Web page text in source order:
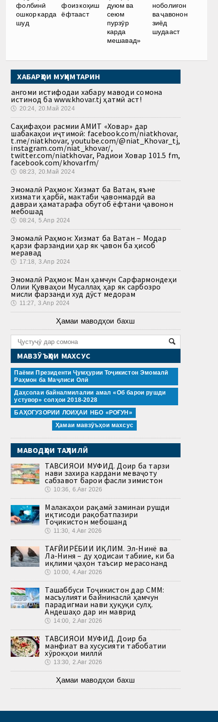
фолбинӣ
ошкор карда
шуд
фоиз коҳиш
ёфтааст
дуюм ва
сеюм
пурзӯр
карда
мешавад»
ноболиғон
ва ҷавонон
зиёд
шудааст
ХАБАРҲОИ МУҲИМТАРИН
Ҳангоми истифодаи хабару маводи сомона
истинод ба www.khovar.tj ҳатмӣ аст!
🕔 20:24, 20.Май 2024
Саҳифаҳои расмии АМИТ «Ховар» дар
шабакаҳои иҷтимоӣ: facebook.com/niatkhovar,
t.me/niatkhovar, youtube.com/@niat_Khovar_tj,
instagram.com/niat_khovar/,
twitter.com/niatkhovar, Радиои Ховар 101.5 fm,
facebook.com/khovarfm/
🕔 08:23, 20.Май 2024
Эмомалӣ Раҳмон: Хизмат ба Ватан, яъне
хизмати ҳарбӣ, мактаби ҷавонмардӣ ва
давраи ҳаматарафа обутоб ёфтани ҷавонон
мебошад
🕔 08:24, 5.Апр 2024
Эмомалӣ Раҳмон: Хизмат ба Ватан – Модар
қарзи фарзандии ҳар як ҷавон ба ҳисоб
меравад
🕔 17:18, 3.Апр 2024
Эмомалӣ Раҳмон: Ман ҳамчун Сарфармондеҳи
Олии Қувваҳои Мусаллаҳ ҳар як сарбозро
мисли фарзанди худ дӯст медорам
🕔 11:27, 3.Апр 2024
Ҳамаи маводҳои бахш
МАВЗӮЪҲОИ МАХСУС
Паёми Президенти Ҷумҳурии Тоҷикистон Эмомалӣ
Раҳмон ба Маҷлиси Олӣ
Даҳсолаи байналмилалии амал «Об барои рушди
устувор» солҳои 2018-2028
БАҲОГУЗОРИИ ЛОИҲАИ НБО «РОҒУН»
Ҳамаи мавзӯъҳои махсус
МАВОДҲОИ ТАҲЛИЛӢ
ТАВСИЯҲОИ МУФИД. Доир ба тарзи
нави захира кардани меваҷоту
сабзавот барои фасли зимистон
🕔 10:36, 6.Авг 2026
Малакаҳои рақамӣ заминаи рушди
иқтисоди рақобатпазири
Тоҷикистон мебошанд
🕔 11:30, 4.Авг 2026
ТАҒЙИРЁБИИ ИҚЛИМ. Эл-Нинё ва
Ла-Ниня – ду ҳодисаи табиие, ки ба
иқлими ҷаҳон таъсир мерасонанд
🕔 10:00, 4.Авг 2026
Ташаббуси Тоҷикистон дар СММ:
масъулияти байнинаслӣ ҳамчун
парадигмаи нави ҳуқуқи сулҳ.
Андешаҳо дар ин маврид
🕔 14:00, 2.Авг 2026
ТАВСИЯҲОИ МУФИД. Доир ба
манфиат ва хусусияти табобатии
хӯрокҳои миллӣ
🕔 13:30, 2.Авг 2026
Ҳамаи маводҳои бахш